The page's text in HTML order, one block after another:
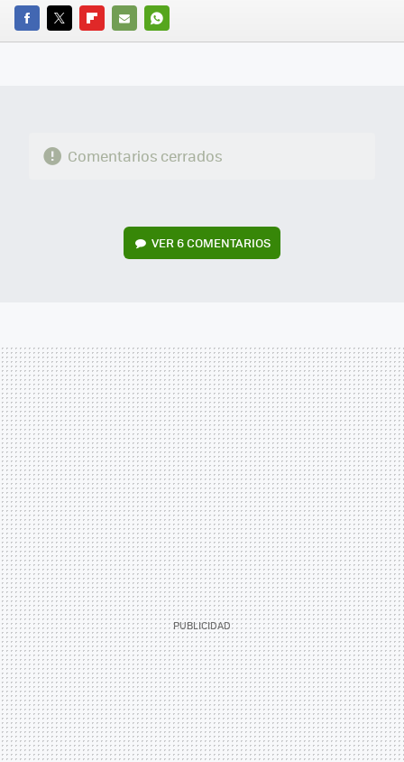
FACEBOOK
TWITTERFLIPBOARD
E-
WHATSAPP
Comentarios cerrados
VER6 COMENTARIOS